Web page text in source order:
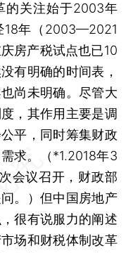
关注始于2003年
18年（2003—2021
房产税试点也已10
有明确的时间表，
尚未明确。尽管大
，其作用主要是调
平，同时筹集财政
求。（*1.2018年3
会议召开，财政部
。）但中国房地产
很有说服力的阐述
场和财税体制改革